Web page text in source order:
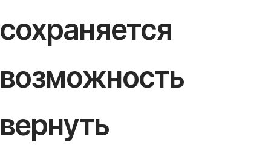
сохраняется
возможность
вернуть